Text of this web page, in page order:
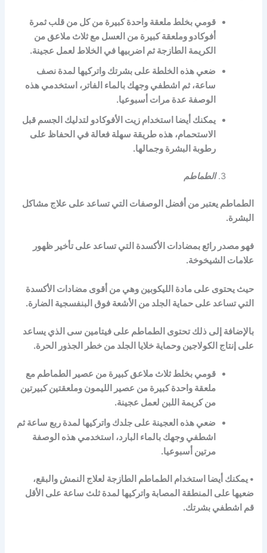
قومي بخلط ملعقة واحدة كبيرة من كل من قلب ثمرة
أفوكادو وملعقة كبيرة من العسل مع ثلاث ملاعق من
الكريمة الطازجة ثم اضربيها في الخلاط لعمل عجينة.
ضعي هذه الخلطة على بشرتك واتركيها لمدة نصف
ساعة، ثم اشطفي وجهك بالماء الفاتر، استخدمي هذه
الوصفة عدة مرات أسبوعيا.
يمكنك أيضا استخدام زيت الأفوكادو لتدليك الجسم قبل
الاستحمام، هذه طريقة سهلة فعالة في الحفاظ على
رطوبة البشرة وجمالها.
الطماطم
الطماطم يعتبر من أفضل الوصفات التي تساعد على علاج مشاكل
البشرة.
فهو مصدر رائع بمضادات الأكسدة التي تساعد على تأخير ظهور
علامات الشيخوخة.
حيث يحتوى على مادة الليكوبين وهي من أقوى مضادات الأكسدة
التي تساعد على حماية الجلد من الأشعة فوق البنفسجية الضارة.
بالإضافة إلى ذلك تحتوى الطماطم على فيتامين سى الذي يساعد
على إنتاج الكولاجين وحماية خلايا الجلد من خطر الجذور الحرة.
قومي بخلط ثلاث ملاعق كبيرة من عصير الطماطم مع
ملعقة واحدة كبيرة من عصير الليمون وملعقتين كبيرتين
من كريمة اللبن لعمل عجينة.
ضعي هذه العجينة على جلدك واتركيها لمدة ربع ساعة ثم
اشطفي وجهك بالماء البارد، استخدمي هذه الوصفة
مرتين أسبوعيا.
• يمكنك أيضا استخدام الطماطم الطازجة لعلاج النمش والبقع،
ضعيها على المنطقة المصابة واتركيها لمدة ثلث ساعة على الأقل
قم اشطفي بشرتك.